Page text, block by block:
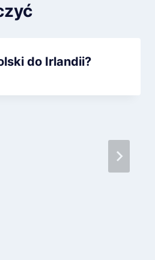
do Irlandii?